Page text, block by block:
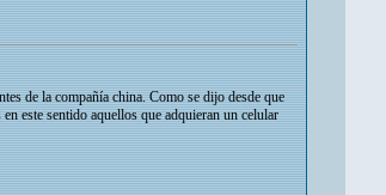
de la compañía china. Como se dijo desde que
este sentido aquellos que adquieran un celular